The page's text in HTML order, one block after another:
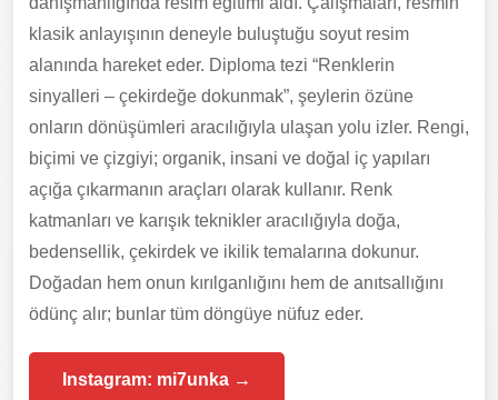
klasik anlayışının deneyle buluştuğu soyut resim
alanında hareket eder. Diploma tezi “Renklerin
sinyalleri – çekirdeğe dokunmak”, şeylerin özüne
onların dönüşümleri aracılığıyla ulaşan yolu izler. Rengi,
biçimi ve çizgiyi; organik, insani ve doğal iç yapıları
açığa çıkarmanın araçları olarak kullanır. Renk
katmanları ve karışık teknikler aracılığıyla doğa,
bedensellik, çekirdek ve ikilik temalarına dokunur.
Doğadan hem onun kırılganlığını hem de anıtsallığını
ödünç alır; bunlar tüm döngüye nüfuz eder.
Instagram: mi7unka →